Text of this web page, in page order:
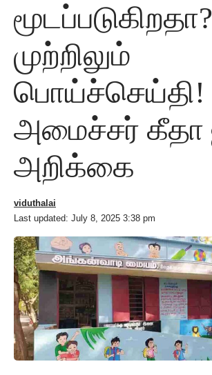
மூடப்படுகிறதா?
முற்றிலும்
பொய்ச்செய்தி!
அமைச்சர்
அறிக்கை
Last updated: July 8, 2025 3:38 pm
viduthalai